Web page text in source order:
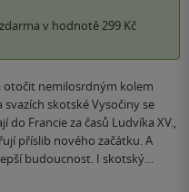
v hodnotě 299 Kč
otočit nemilosrdným kolem
skotské Vysočiny se
do Francie za časů Ludvíka XV.,
příslib nového začátku. A
budoucnost. I skotský…